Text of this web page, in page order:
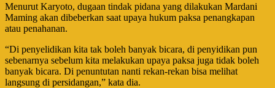
Menurut Karyoto, dugaan tindak pidana yang dilakukan Mardani
Maming akan dibeberkan saat upaya hukum paksa penangkapan
atau penahanan.
“Di penyelidikan kita tak boleh banyak bicara, di penyidikan pun
sebenarnya sebelum kita melakukan upaya paksa juga tidak boleh
banyak bicara. Di penuntutan nanti rekan-rekan bisa melihat
langsung di persidangan,” kata dia.